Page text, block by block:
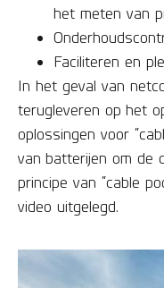
het meten van
Faciliteren en
In het geval van
terugleveren op het
oplossingen voor
van batterijen om de
principe van “cable
video uitgelegd.